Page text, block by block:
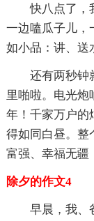
快八点了，我
一边嗑瓜子儿，
如小品：讲、
还有两秒钟
里啪啦。电光炮
年！千家万户的
得如同白昼。整
富强、幸福无疆
除夕的作文4
早晨，我、爸